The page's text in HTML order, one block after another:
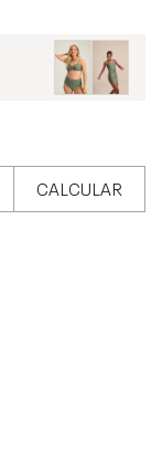
CALCULAR